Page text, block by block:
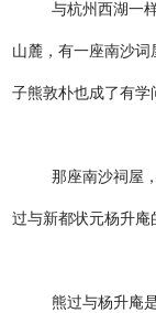
与杭州西湖一
山麓，有一座南沙
子熊敦朴也成了有学
那座南沙祠屋
过与新都状元杨升庵
熊过与杨升庵